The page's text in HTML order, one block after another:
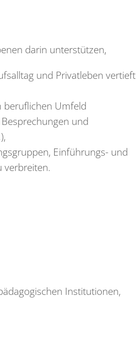
darin unterstützen,
und Privatleben vertieft
beruflichen Umfeld
und
Einführungs- und
verbreiten.
Institutionen,